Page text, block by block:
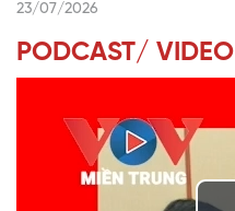
23/07/2026
PODCAST/ VIDEO